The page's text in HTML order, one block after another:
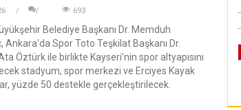
693
Belediye Başkanı Dr. Memduh
Ankara'da Spor Toto Teşkilat Başkanı Dr.
Öztürk ile birlikte Kayseri’nin spor altyapısını
stadyum, spor merkezi ve Erciyes Kayak
yüzde 50 destekle gerçekleştirilecek.